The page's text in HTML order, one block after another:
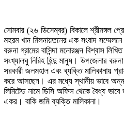
সোমবার (২৬ ডিসেম্বর) বিকালে শ্রীমঙ্গল
মহরম খান মিলনায়তনের এক সংবাদ
বরুনা গ্রামের বাসিন্দা মনোরঞ্জন বিশ্বাস
সংখ্যালঘু নিরিহ হিন্দু মানুষ। উপজেলার
সরকারী জলমহাল এবং ব্যক্তি মালিকানায়
করে আসছেন। এর মধ্যে স্থানীয় ভাবে
লিমিটেড নামে ডিসি অফিস থেকে বৈধ্য
একর। বাকি জমি ব্যক্তি মালিকানা।